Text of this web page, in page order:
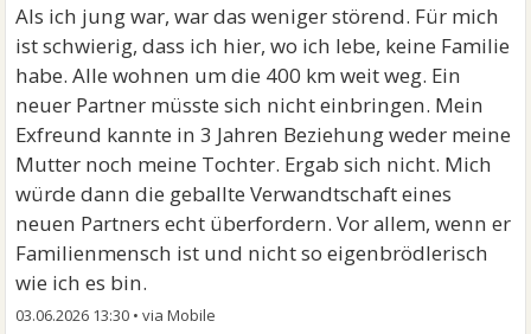
Als ich jung war, war das weniger störend. Für mich
ist schwierig, dass ich hier, wo ich lebe, keine Familie
habe. Alle wohnen um die 400 km weit weg. Ein
neuer Partner müsste sich nicht einbringen. Mein
Exfreund kannte in 3 Jahren Beziehung weder meine
Mutter noch meine Tochter. Ergab sich nicht. Mich
würde dann die geballte Verwandtschaft eines
neuen Partners echt überfordern. Vor allem, wenn er
Familienmensch ist und nicht so eigenbrödlerisch
wie ich es bin.
03.06.2026 13:30 •